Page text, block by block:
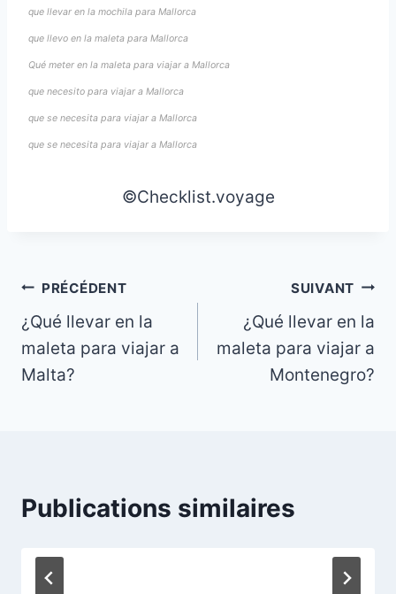
que llevar en la mochila para Mallorca
que llevo en la maleta para Mallorca
Qué meter en la maleta para viajar a Mallorca
que necesito para viajar a Mallorca
que se necesita para viajar a Mallorca
que se necesita para viajar a Mallorca
©Checklist.voyage
Navigation
de
l’article
PRÉCÉDENT
¿Qué llevar en la
maleta para viajar a
Malta?
SUIVANT
¿Qué llevar en la
maleta para viajar a
Montenegro?
Publications similaires